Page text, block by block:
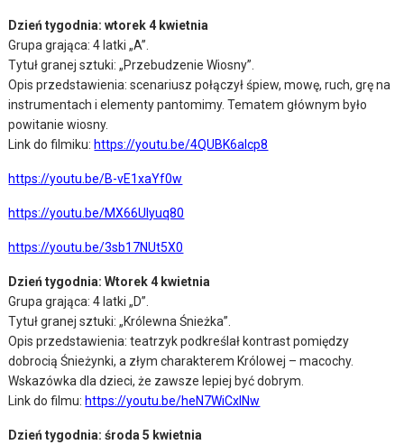
Dzień tygodnia: wtorek 4 kwietnia
Grupa grająca: 4 latki „A”.
Tytuł granej sztuki: „Przebudzenie Wiosny”.
Opis przedstawienia: scenariusz połączył śpiew, mowę, ruch, grę na
instrumentach i elementy pantomimy. Tematem głównym było
powitanie wiosny.
Link do filmiku: https://youtu.be/4QUBK6alcp8
https://youtu.be/B-vE1xaYf0w
https://youtu.be/MX66Ulyuq80
https://youtu.be/3sb17NUt5X0
Dzień tygodnia: Wtorek 4 kwietnia
Grupa grająca: 4 latki „D”.
Tytuł granej sztuki: „Królewna Śnieżka”.
Opis przedstawienia: teatrzyk podkreślał kontrast pomiędzy
dobrocią Śnieżynki, a złym charakterem Królowej – macochy.
Wskazówka dla dzieci, że zawsze lepiej być dobrym.
Link do filmu: https://youtu.be/heN7WiCxINw
Dzień tygodnia: środa 5 kwietnia